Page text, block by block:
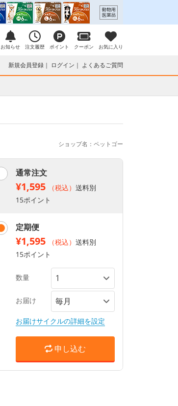
お知らせ 注文履歴 ポイント クーポン お気に入り
新規会員登録 ログイン よくあるご質問
ショップ名：ペットゴー
通常注文
¥1,595 （税込） 送料別
15ポイント
定期便
¥1,595 （税込） 送料別
15ポイント
数量
お届け
お届けサイクルの詳細を設定
申し込む